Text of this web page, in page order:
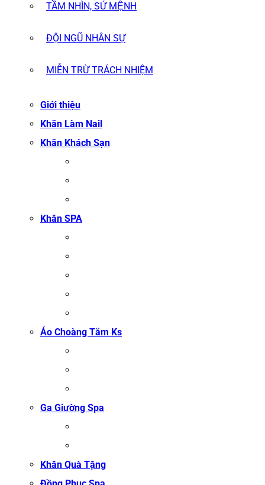
TẦM NHÌN, SỨ MỆNH
ĐỘI NGŨ NHÂN SỰ
MIỄN TRỪ TRÁCH NHIỆM
Giới thiệu
Khăn Làm Nail
Khăn Khách Sạn
Khăn SPA
Áo Choàng Tắm Ks
Ga Giường Spa
Khăn Quà Tặng